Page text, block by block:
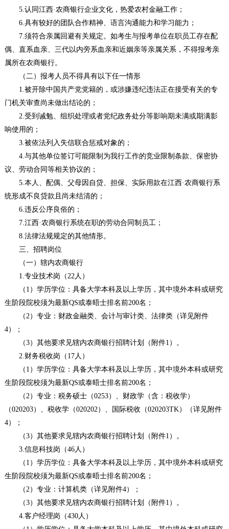
5.认同江西·农商银行企业文化，热爱农村金融工作；
6.具有较好的团队合作精神、语言沟通能力和学习能力；
7.须符合亲属回避有关规定。如考生与报考单位在职员工存在配
偶、直系血亲、三代以内旁系血亲和近姻亲等亲属关系，不得报考亲
属所在农商银行。
（二）报考人员不得具有以下任一情形
1.被开除中国共产党党籍的，或涉嫌违纪违法正在接受有关的专
门机关审查尚未做出结论的；
2.受到诫勉、组织处理或者党纪政务处分等影响期未满或期满影
响使用的；
3.被依法列入失信联合惩戒对象的；
4.与其他单位签订可能限制为我行工作的竞业限制条款、保密协
议、劳动合同等相关协议的；
5.本人、配偶、父母因自贷、担保、实际用款在江西·农商银行系
统形成不良贷款且尚未结清的；
6.违反公序良俗的；
7.江西·农商银行系统在职的劳动合同制员工；
8.法律法规规定的其他情形。
三、招聘岗位
（一）辖内农商银行
1.专业技术岗（22人）
（1）学历学位：具备大学本科及以上学历，其中境外本科或研究
生阶段院校须为最新QS或泰晤士排名前200名；
（2）专业：财政金融类、会计与审计类、法律类（详见附件
4）；
（3）其他要求见辖内农商银行招聘计划（附件1）。
2.财务税收岗（17人）
（1）学历学位：具备大学本科及以上学历，其中境外本科或研究
生阶段院校须为最新QS或泰晤士排名前200名；
（2）专业：税务硕士（0253）、财政学（含：税收学）
（020203）、税收学（020202）、国际税收（020203TK）（详见附件
4）；
（3）其他要求见辖内农商银行招聘计划（附件1）。
3.信息科技岗（46人）
（1）学历学位：具备大学本科及以上学历，其中境外本科或研究
生阶段院校须为最新QS或泰晤士排名前200名；
（2）专业：计算机类（详见附件4）；
（3）其他要求见辖内农商银行招聘计划（附件1）。
4.客户经理岗（430人）